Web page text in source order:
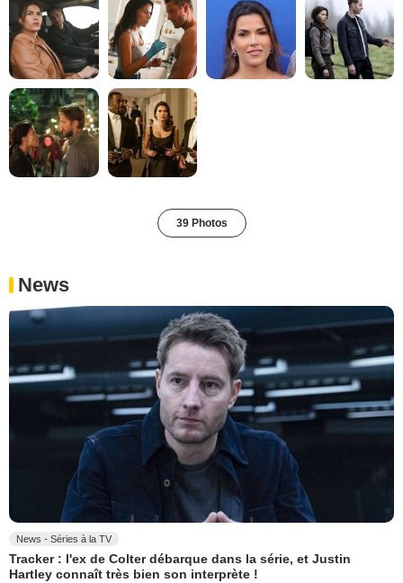
39 Photos
News
News - Séries à la TV
Tracker : l'ex de Colter débarque dans la série, et Justin
Hartley connaît très bien son interprète !